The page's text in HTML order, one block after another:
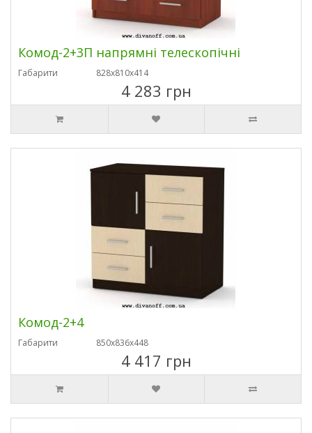
Комод-2+3П напрямні телескопічні
Габарити 828х810х414
4 283 грн
Комод-2+4
Габарити 850х836х448
4 417 грн